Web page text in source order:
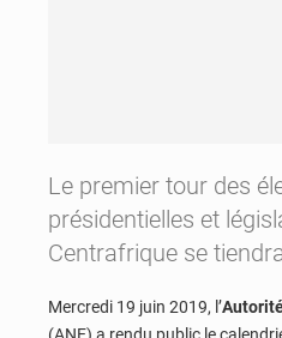
Le premier tour des
présidentielles et
Centrafrique se
Mercredi 19 juin 2019, l’